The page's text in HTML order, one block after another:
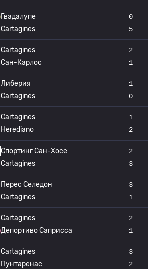
Гвадалупе
Cartagines
0
5
Cartagines
Сан-Карлос
2
1
Либерия
Cartagines
1
0
Cartagines
Herediano
1
2
Спортинг Сан-Хосе
Cartagines
2
3
Перес Селедон
Cartagines
3
1
Cartagines
Депортиво Саприсса
2
1
Cartagines
Пунтаренас
3
2